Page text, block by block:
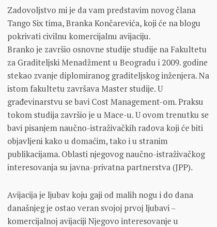
Zadovoljstvo mi je da vam predstavim novog člana
Tango Six tima, Branka Končarevića, koji će na blogu
pokrivati civilnu komercijalnu avijaciju.
Branko je završio osnovne studije studije na Fakultetu
za Graditeljski Menadžment u Beogradu i 2009. godine
stekao zvanje diplomiranog graditeljskog inženjera. Na
istom fakultetu završava Master studije. U
građevinarstvu se bavi Cost Management-om. Praksu
tokom studija završio je u Mace-u. U ovom trenutku se
bavi pisanjem naučno-istraživačkih radova koji će biti
objavljeni kako u domaćim, tako i u stranim
publikacijama. Oblasti njegovog naučno-istraživačkog
interesovanja su javna-privatna partnerstva (JPP).
Avijacija je ljubav koju gaji od malih nogu i do dana
današnjeg je ostao veran svojoj prvoj ljubavi –
komercijalnoj avijaciji Njegovo interesovanje u